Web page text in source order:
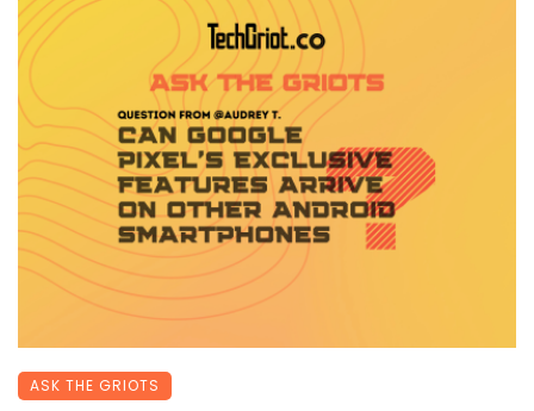
ASK THE GRIOTS